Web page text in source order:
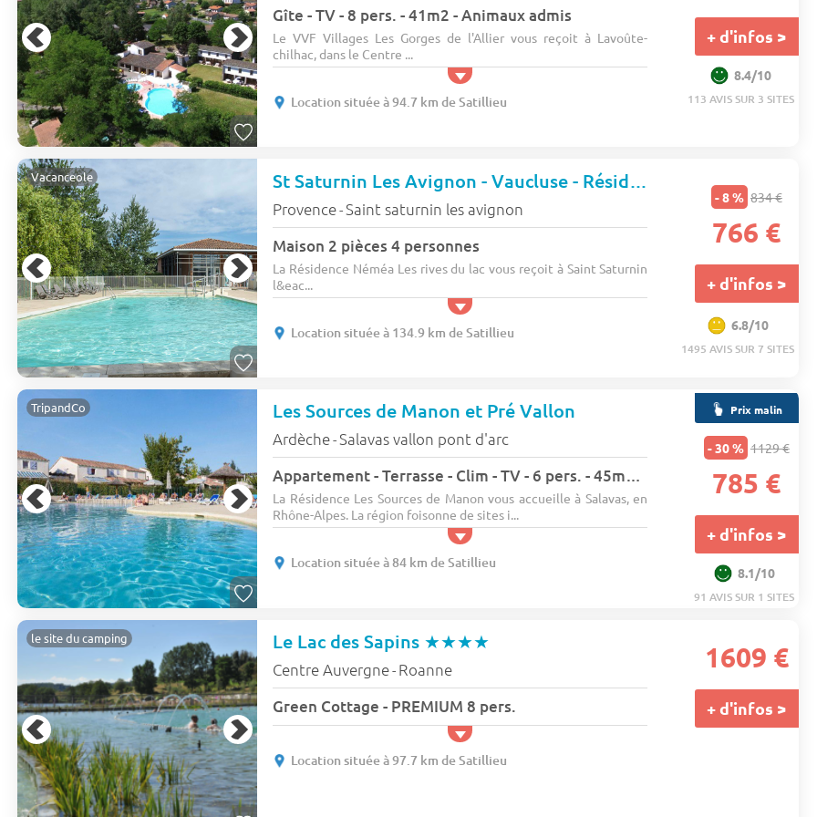
Gîte - TV - 8 pers. - 41m2 - Animaux admis
Le VVF Villages Les Gorges de l'Allier vous reçoit à Lavoûte-
chilhac, dans le Centre ...
Location située à 94.7 km de Satillieu
+ d'infos >
8.4/10
113 AVIS SUR 3 SITES
Vacanceole St Saturnin Les Avignon - Vaucluse - Résidence Les Rives du Lac - Court séjour
Provence-Saint saturnin les avignon
Maison 2 pièces 4 personnes
La Résidence Néméa Les rives du lac vous reçoit à Saint Saturnin
l&eac...
Location située à 134.9 km de Satillieu
- 8 % 834 €
766 €
+ d'infos >
6.8/10
1495 AVIS SUR 7 SITES
TripandCo Les Sources de Manon et Pré Vallon
Ardèche-Salavas vallon pont d'arc
Appartement - Terrasse - Clim - TV - 6 pers. - 45m2 - Animaux admis
La Résidence Les Sources de Manon vous accueille à Salavas, en
Rhône-Alpes. La région foisonne de sites i...
Location située à 84 km de Satillieu
Prix malin
- 30 % 1129 €
785 €
+ d'infos >
8.1/10
91 AVIS SUR 1 SITES
le site du camping Le Lac des Sapins ★★★★
Centre Auvergne- Roanne
Green Cottage - PREMIUM 8 pers.
Location située à 97.7 km de Satillieu
1609 €
+ d'infos >